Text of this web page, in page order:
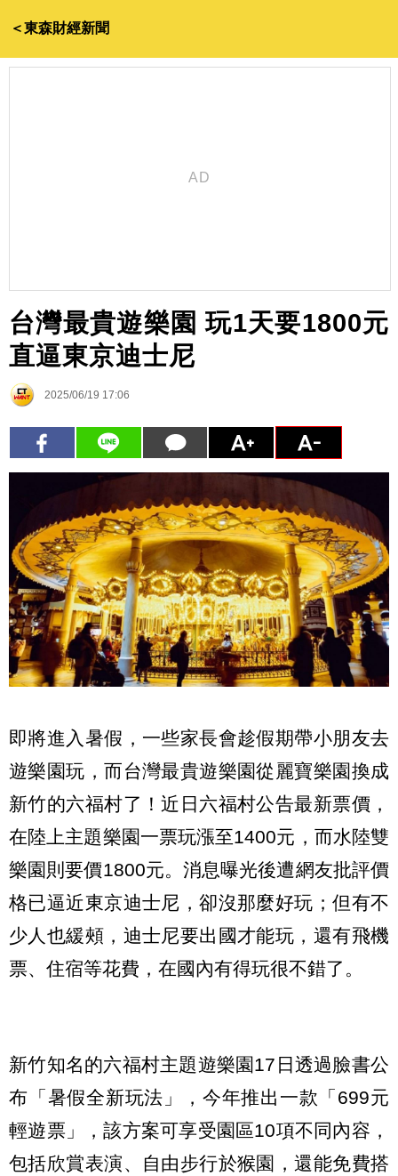
＜東森財經新聞
台灣最貴遊樂園 玩1天要1800元
直逼東京迪士尼
2025/06/19 17:06
即將進入暑假，一些家長會趁假期帶小朋友去
遊樂園玩，而台灣最貴遊樂園從麗寶樂園換成
新竹的六福村了！近日六福村公告最新票價，
在陸上主題樂園一票玩漲至1400元，而水陸雙
樂園則要價1800元。消息曝光後遭網友批評價
格已逼近東京迪士尼，卻沒那麼好玩；但有不
少人也緩頰，迪士尼要出國才能玩，還有飛機
票、住宿等花費，在國內有得玩很不錯了。
新竹知名的六福村主題遊樂園17日透過臉書公
布「暑假全新玩法」，今年推出一款「699元
輕遊票」，該方案可享受園區10項不同內容，
包括欣賞表演、自由步行於猴園，還能免費搭